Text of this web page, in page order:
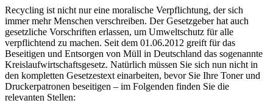
Recycling ist nicht nur eine moralische Verpflichtung, der sich
immer mehr Menschen verschreiben. Der Gesetzgeber hat auch
gesetzliche Vorschriften erlassen, um Umweltschutz für alle
verpflichtend zu machen. Seit dem 01.06.2012 greift für das
Beseitigen und Entsorgen von Müll in Deutschland das sogenannte
Kreislaufwirtschaftsgesetz. Natürlich müssen Sie sich nun nicht in
den kompletten Gesetzestext einarbeiten, bevor Sie Ihre Toner und
Druckerpatronen beseitigen – im Folgenden finden Sie die
relevanten Stellen: